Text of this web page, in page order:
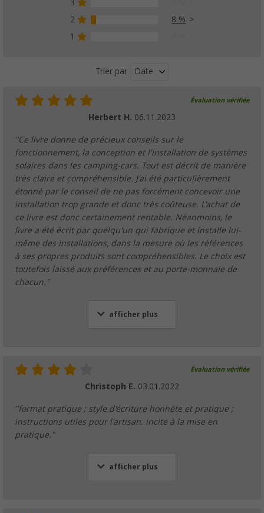
3
2
8 %
1
Trier par Date
Évaluation vérifiée
Herbert H. 06.11.2023
"Ce livre donne de précieux conseils sur le
fonctionnement, la conception et l'installation de systèmes
solaires dans les camping-cars. Tout est décrit de manière
très claire et compréhensible. J'ai été particulièrement
étonné par le conseil de ne pas forcément concevoir une
installation trop grande et donc très coûteuse. L'achat de
ce livre est donc certainement rentable. Néanmoins, le
livre a été écrit par quelqu'un qui fabrique et installe lui-
même des installations, dans la mesure où les références
à ses propres produits sont compréhensibles. Le choix est
toutefois laissé aux préférences et au porte-monnaie de
chacun."
afficher plus
Évaluation vérifiée
Christoph E. 03.01.2022
"format pratique ; style d'écriture honnête et pratique ;
instructions utiles pour l'artisan. incite à la mise en
pratique."
afficher plus